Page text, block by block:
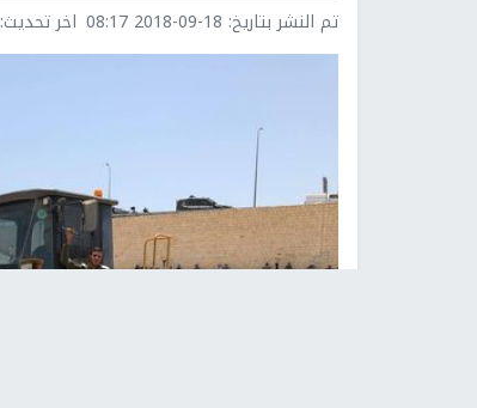
تم النشر بتاريخ: 2018-09-18 08:17 اخر تحديث: